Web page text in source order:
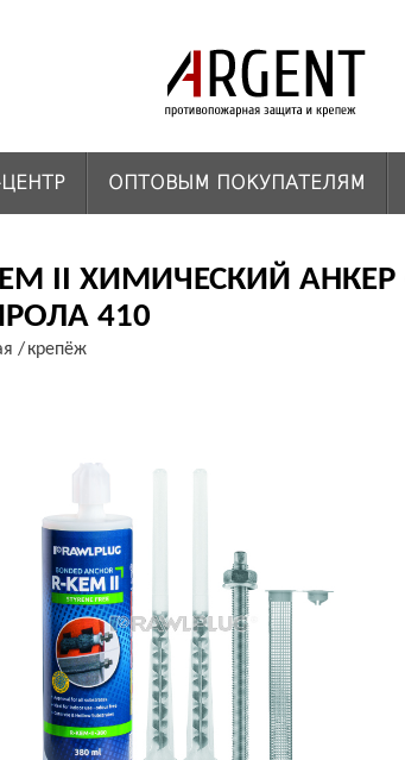
ОПТОВЫМ ПОКУПАТЕЛЯМ
II ХИМИЧЕСКИЙ
410
крепёж